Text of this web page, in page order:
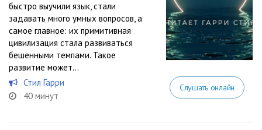
быстро выучили язык, стали
задавать много умных вопросов, а
самое главное: их примитивная
цивилизация стала развиваться
бешенными темпами. Такое
развитие может...
Стил Гарри
40 минут
Слушать онлайн